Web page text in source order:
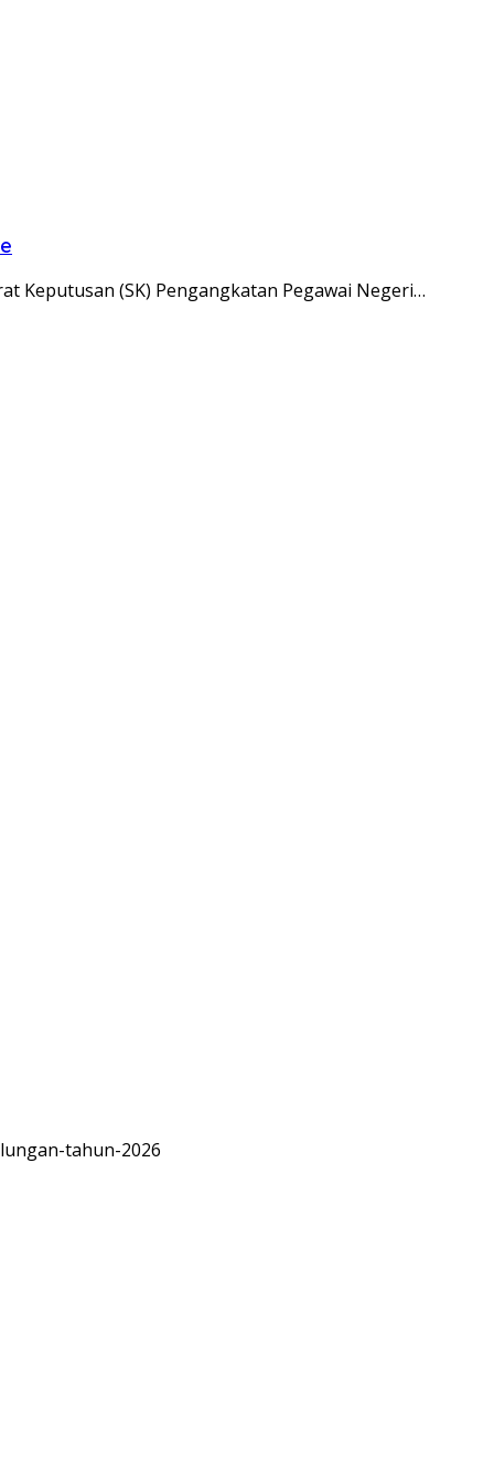
Keputusan (SK) Pengangkatan Pegawai Negeri…